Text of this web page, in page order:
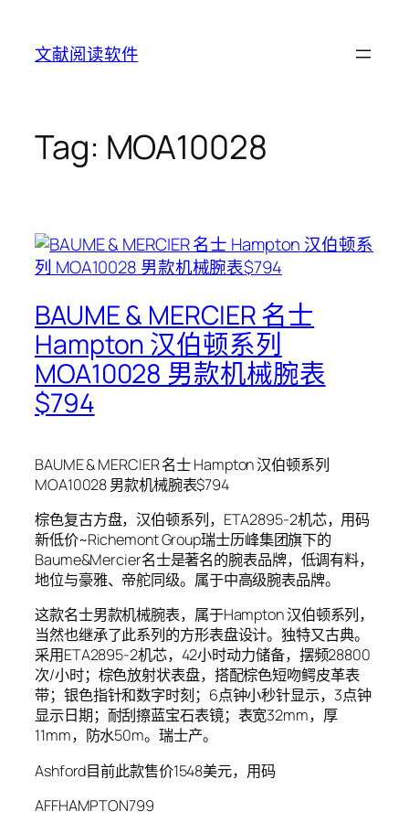
content
文献阅读软件
Tag: MOA10028
BAUME & MERCIER 名士
Hampton 汉伯顿系列
MOA10028 男款机械腕表
$794
BAUME & MERCIER 名士 Hampton 汉伯顿系列
MOA10028 男款机械腕表$794
棕色复古方盘，汉伯顿系列，ETA2895-2机芯，用码
新低价~Richemont Group瑞士历峰集团旗下的
Baume&Mercier名士是著名的腕表品牌，低调有料，
地位与豪雅、帝舵同级。属于中高级腕表品牌。
这款名士男款机械腕表，属于Hampton 汉伯顿系列，
当然也继承了此系列的方形表盘设计。独特又古典。
采用ETA2895-2机芯，42小时动力储备，摆频28800
次/小时；棕色放射状表盘，搭配棕色短吻鳄皮革表
带；银色指针和数字时刻；6点钟小秒针显示，3点钟
显示日期；耐刮擦蓝宝石表镜；表宽32mm，厚
11mm，防水50m。瑞士产。
Ashford目前此款售价1548美元，用码
AFFHAMPTON799